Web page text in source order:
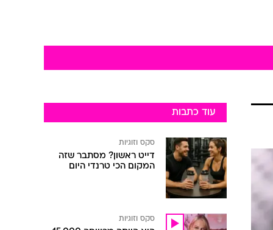
עוד כתבות
סקס וזוגיות
דייט ראשון? מסתבר שזה
המקום הכי טרנדי היום
סקס וזוגיות